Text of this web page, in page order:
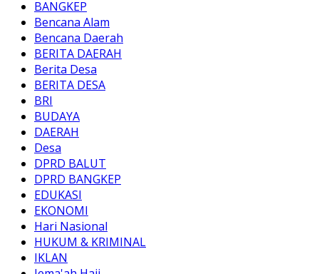
BANGKEP
Bencana Alam
Bencana Daerah
BERITA DAERAH
Berita Desa
BERITA DESA
BRI
BUDAYA
DAERAH
Desa
DPRD BALUT
DPRD BANGKEP
EDUKASI
EKONOMI
Hari Nasional
HUKUM & KRIMINAL
IKLAN